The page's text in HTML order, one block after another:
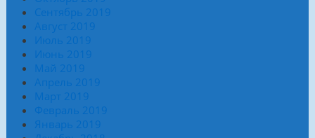
Сентябрь 2019
Август 2019
Июль 2019
Июнь 2019
Май 2019
Апрель 2019
Март 2019
Февраль 2019
Январь 2019